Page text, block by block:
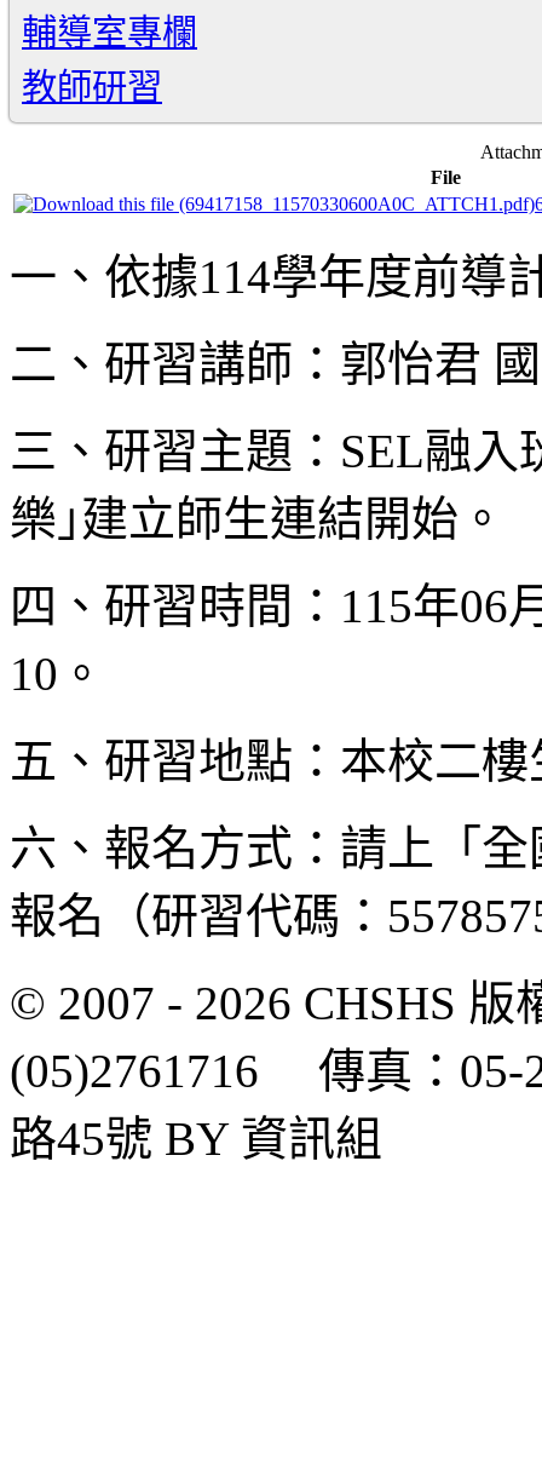
輔導室專欄
教師研習
File
一、依據114學年度前導
二、研習講師：郭怡君
三、研習主題：SEL融
樂｣建立師生連結開始。
四、研習時間：115年06
10。
五、研習地點：本校二
六、報名方式：請上「
報名（研習代碼：
© 2007 - 2026 CHSHS
(05)2761716 傳真：05-
路45號 BY 資訊組